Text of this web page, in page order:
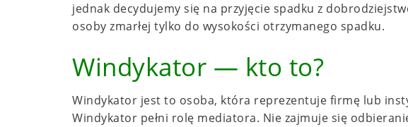
jednak decydujemy się na przyjęcie spadku z
osoby zmarłej tylko do wysokości otrzymanego spadku.
Windykator — kto to?
Windykator jest to osoba, która reprezentuje firmę lub
Windykator pełni rolę mediatora. Nie zajmuje się